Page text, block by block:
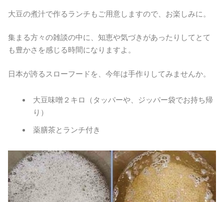
大豆の煮汁で作るランチもご用意しますので、お楽しみに。
集まる方々の雑談の中に、知恵や気づきがあったりしてとて
も豊かさを感じる時間になりますよ。
日本が誇るスローフードを、今年は手作りしてみませんか。
大豆味噌２キロ（タッパーや、ジッパー袋でお持ち帰
り）
薬膳茶とランチ付き